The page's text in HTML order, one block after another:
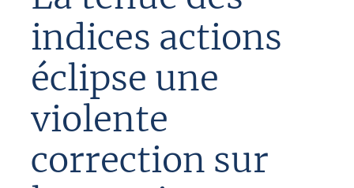
indices actions
éclipse une
violente
correction sur